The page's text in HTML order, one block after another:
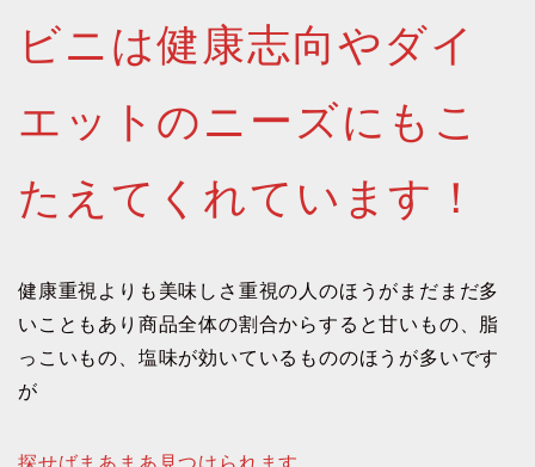
ビニは健康志向やダイ
エットのニーズにもこ
たえてくれています！
健康重視よりも美味しさ重視の人のほうがまだまだ多
いこともあり商品全体の割合からすると甘いもの、脂
っこいもの、塩味が効いているもののほうが多いです
が
探せばまあまあ見つけられます。